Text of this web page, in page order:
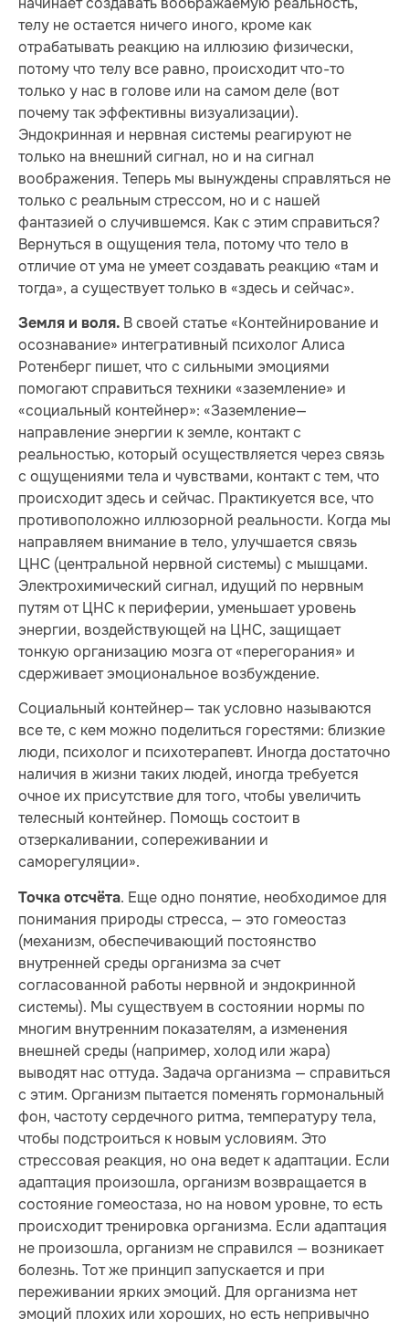
телу не остается ничего иного, кроме как
отрабатывать реакцию на иллюзию физически,
потому что телу все равно, происходит что-то
только у нас в голове или на самом деле (вот
почему так эффективны визуализации).
Эндокринная и нервная системы реагируют не
только на внешний сигнал, но и на сигнал
воображения. Теперь мы вынуждены справляться не
только с реальным стрессом, но и с нашей
фантазией о случившемся. Как с этим справиться?
Вернуться в ощущения тела, потому что тело в
отличие от ума не умеет создавать реакцию «там и
тогда», а существует только в «здесь и сейчас».
Земля и воля. В своей статье «Контейнирование и
осознавание» интегративный психолог Алиса
Ротенберг пишет, что с сильными эмоциями
помогают справиться техники «заземление» и
«социальный контейнер»: «Заземление—
направление энергии к земле, контакт с
реальностью, который осуществляется через связь
с ощущениями тела и чувствами, контакт с тем, что
происходит здесь и сейчас. Практикуется все, что
противоположно иллюзорной реальности. Когда мы
направляем внимание в тело, улучшается связь
ЦНС (центральной нервной системы) с мышцами.
Электрохимический сигнал, идущий по нервным
путям от ЦНС к периферии, уменьшает уровень
энергии, воздействующей на ЦНС, защищает
тонкую организацию мозга от «перегорания» и
сдерживает эмоциональное возбуждение.
Социальный контейнер— так условно называются
все те, с кем можно поделиться горестями: близкие
люди, психолог и психотерапевт. Иногда достаточно
наличия в жизни таких людей, иногда требуется
очное их присутствие для того, чтобы увеличить
телесный контейнер. Помощь состоит в
отзеркаливании, сопереживании и
саморегуляции».
Точка отсчёта. Еще одно понятие, необходимое для
понимания природы стресса, — это гомеостаз
(механизм, обеспечивающий постоянство
внутренней среды организма за счет
согласованной работы нервной и эндокринной
системы). Мы существуем в состоянии нормы по
многим внутренним показателям, а изменения
внешней среды (например, холод или жара)
выводят нас оттуда. Задача организма — справиться
с этим. Организм пытается поменять гормональный
фон, частоту сердечного ритма, температуру тела,
чтобы подстроиться к новым условиям. Это
стрессовая реакция, но она ведет к адаптации. Если
адаптация произошла, организм возвращается в
состояние гомеостаза, но на новом уровне, то есть
происходит тренировка организма. Если адаптация
не произошла, организм не справился — возникает
болезнь. Тот же принцип запускается и при
переживании ярких эмоций. Для организма нет
эмоций плохих или хороших, но есть непривычно